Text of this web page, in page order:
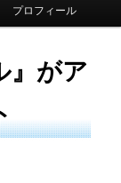
プロフィール
』がア